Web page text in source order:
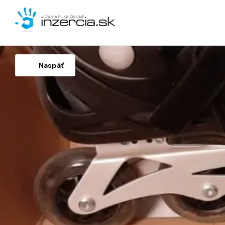
Naspäť